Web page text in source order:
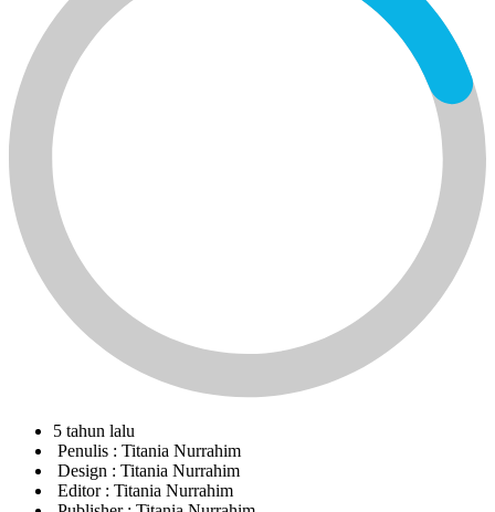
5 tahun lalu
Penulis : Titania Nurrahim
Design : Titania Nurrahim
Editor : Titania Nurrahim